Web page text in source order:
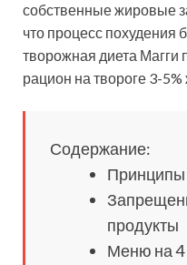
собственные жировые
что процесс похудения
творожная диета Магги
рацион на твороге 3-
Содержание:
Принципы
продукты
Меню на 4